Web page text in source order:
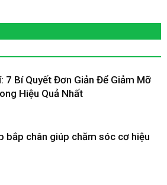
7 Bí Quyết Đơn Giản Để Giảm Mỡ
Hiệu Quả Nhất
bắp chân giúp chăm sóc cơ hiệu